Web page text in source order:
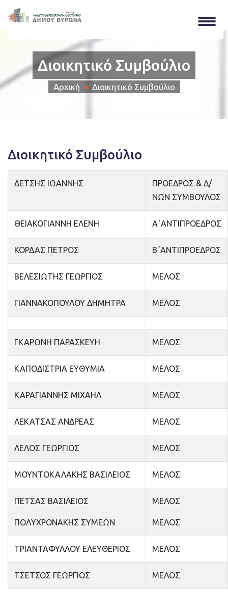
Διοικητικό Συμβούλιο
Αρχική Διοικητικό Συμβούλιο
Διοικητικό Συμβούλιο
ΔΕΤΣΗΣ ΙΩΑΝΝΗΣ
ΠΡΟΕΔΡΟΣ & Δ/
ΝΩΝ ΣΥΜΒΟΥΛΟΣ
ΘΕΙΑΚΟΓΙΑΝΝΗ ΕΛΕΝΗ Α΄ΑΝΤΙΠΡΟΕΔΡΟΣ
ΚΟΡΔΑΣ ΠΕΤΡΟΣ Β΄ΑΝΤΙΠΡΟΕΔΡΟΣ
ΒΕΛΕΣΙΩΤΗΣ ΓΕΩΡΓΙΟΣ ΜΕΛΟΣ
ΓΙΑΝΝΑΚΟΠΟΥΛΟΥ ΔΗΜΗΤΡΑ ΜΕΛΟΣ
ΓΚΑΡΩΝΗ ΠΑΡΑΣΚΕΥΗ ΜΕΛΟΣ
ΚΑΠΟΔΙΣΤΡΙΑ ΕΥΘΥΜΙΑ ΜΕΛΟΣ
ΚΑΡΑΓΙΑΝΝΗΣ ΜΙΧΑΗΛ ΜΕΛΟΣ
ΛΕΚΑΤΣΑΣ ΑΝΔΡΕΑΣ ΜΕΛΟΣ
ΛΕΛΟΣ ΓΕΩΡΓΙΟΣ ΜΕΛΟΣ
ΜΟΥΝΤΟΚΑΛΑΚΗΣ ΒΑΣΙΛΕΙΟΣ ΜΕΛΟΣ
ΠΕΤΣΑΣ ΒΑΣΙΛΕΙΟΣ
ΠΟΛΥΧΡΟΝΑΚΗΣ ΣΥΜΕΩΝ
ΜΕΛΟΣ
ΜΕΛΟΣ
ΤΡΙΑΝΤΑΦΥΛΛΟΥ ΕΛΕΥΘΕΡΙΟΣ ΜΕΛΟΣ
ΤΣΕΤΣΟΣ ΓΕΩΡΓΙΟΣ ΜΕΛΟΣ